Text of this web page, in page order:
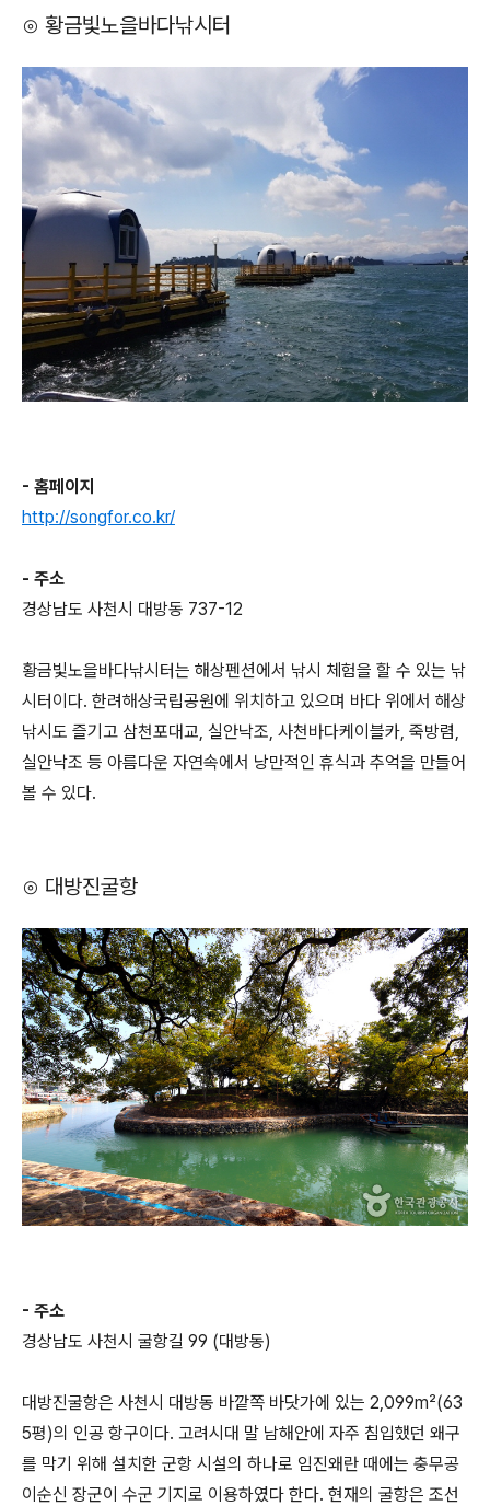
⊙ 황금빛노을바다낚시터
- 홈페이지
http://songfor.co.kr/
- 주소
경상남도 사천시 대방동 737-12
황금빛노을바다낚시터는 해상펜션에서 낚시 체험을 할 수 있는 낚
시터이다. 한려해상국립공원에 위치하고 있으며 바다 위에서 해상
낚시도 즐기고 삼천포대교, 실안낙조, 사천바다케이블카, 죽방렴,
실안낙조 등 아름다운 자연속에서 낭만적인 휴식과 추억을 만들어
볼 수 있다.
⊙ 대방진굴항
- 주소
경상남도 사천시 굴항길 99 (대방동)
대방진굴항은 사천시 대방동 바깥쪽 바닷가에 있는 2,099m²(63
5평)의 인공 항구이다. 고려시대 말 남해안에 자주 침입했던 왜구
를 막기 위해 설치한 군항 시설의 하나로 임진왜란 때에는 충무공
이순신 장군이 수군 기지로 이용하였다 한다. 현재의 굴항은 조선